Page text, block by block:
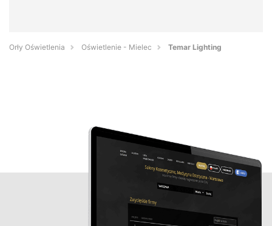
Orły Oświetlenia Oświetlenie - Mielec Temar Lighting